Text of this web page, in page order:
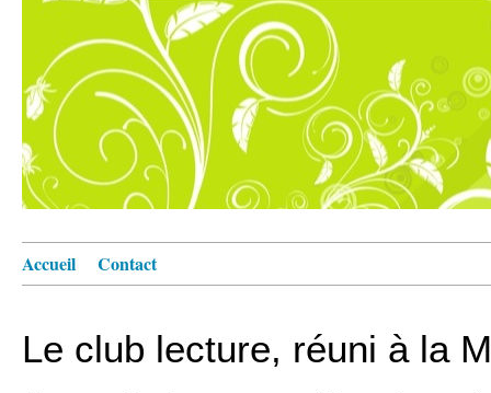
Accueil Contact
Le club lecture, réuni à la